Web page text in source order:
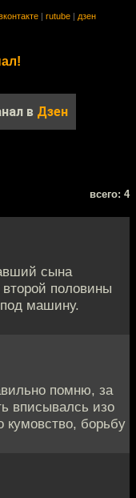
rutube дзен
в Дзен
всего: 4
сына
половины
под машину.
помню, за
вписывалсь изо
кумовство, борьбу